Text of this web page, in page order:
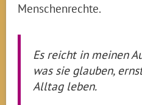
Menschenrechte.
Es reicht in meinen
was sie glauben,
Alltag leben.